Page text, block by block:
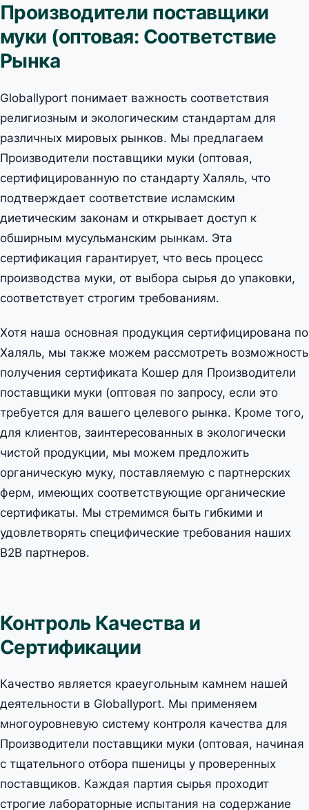
Производители поставщики
муки (оптовая: Соответствие
Рынка
Globallyport понимает важность соответствия
религиозным и экологическим стандартам для
различных мировых рынков. Мы предлагаем
Производители поставщики муки (оптовая,
сертифицированную по стандарту Халяль, что
подтверждает соответствие исламским
диетическим законам и открывает доступ к
обширным мусульманским рынкам. Эта
сертификация гарантирует, что весь процесс
производства муки, от выбора сырья до упаковки,
соответствует строгим требованиям.
Хотя наша основная продукция сертифицирована по
Халяль, мы также можем рассмотреть возможность
получения сертификата Кошер для Производители
поставщики муки (оптовая по запросу, если это
требуется для вашего целевого рынка. Кроме того,
для клиентов, заинтересованных в экологически
чистой продукции, мы можем предложить
органическую муку, поставляемую с партнерских
ферм, имеющих соответствующие органические
сертификаты. Мы стремимся быть гибкими и
удовлетворять специфические требования наших
B2B партнеров.
Контроль Качества и
Сертификации
Качество является краеугольным камнем нашей
деятельности в Globallyport. Мы применяем
многоуровневую систему контроля качества для
Производители поставщики муки (оптовая, начиная
с тщательного отбора пшеницы у проверенных
поставщиков. Каждая партия сырья проходит
строгие лабораторные испытания на содержание